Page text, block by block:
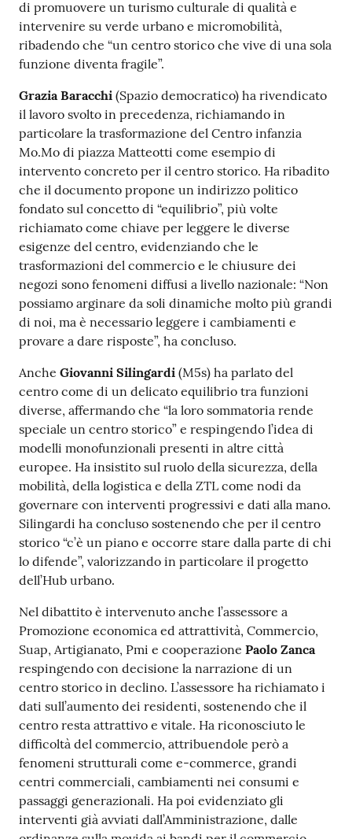
di promuovere un turismo culturale di qualità e
intervenire su verde urbano e micromobilità,
ribadendo che “un centro storico che vive di una sola
funzione diventa fragile”.
Grazia Baracchi (Spazio democratico) ha rivendicato
il lavoro svolto in precedenza, richiamando in
particolare la trasformazione del Centro infanzia
Mo.Mo di piazza Matteotti come esempio di
intervento concreto per il centro storico. Ha ribadito
che il documento propone un indirizzo politico
fondato sul concetto di “equilibrio”, più volte
richiamato come chiave per leggere le diverse
esigenze del centro, evidenziando che le
trasformazioni del commercio e le chiusure dei
negozi sono fenomeni diffusi a livello nazionale: “Non
possiamo arginare da soli dinamiche molto più grandi
di noi, ma è necessario leggere i cambiamenti e
provare a dare risposte”, ha concluso.
Anche Giovanni Silingardi (M5s) ha parlato del
centro come di un delicato equilibrio tra funzioni
diverse, affermando che “la loro sommatoria rende
speciale un centro storico” e respingendo l’idea di
modelli monofunzionali presenti in altre città
europee. Ha insistito sul ruolo della sicurezza, della
mobilità, della logistica e della ZTL come nodi da
governare con interventi progressivi e dati alla mano.
Silingardi ha concluso sostenendo che per il centro
storico “c’è un piano e occorre stare dalla parte di chi
lo difende”, valorizzando in particolare il progetto
dell’Hub urbano.
Nel dibattito è intervenuto anche l’assessore a
Promozione economica ed attrattività, Commercio,
Suap, Artigianato, Pmi e cooperazione Paolo Zanca
respingendo con decisione la narrazione di un
centro storico in declino. L’assessore ha richiamato i
dati sull’aumento dei residenti, sostenendo che il
centro resta attrattivo e vitale. Ha riconosciuto le
difficoltà del commercio, attribuendole però a
fenomeni strutturali come e-commerce, grandi
centri commerciali, cambiamenti nei consumi e
passaggi generazionali. Ha poi evidenziato gli
interventi già avviati dall’Amministrazione, dalle